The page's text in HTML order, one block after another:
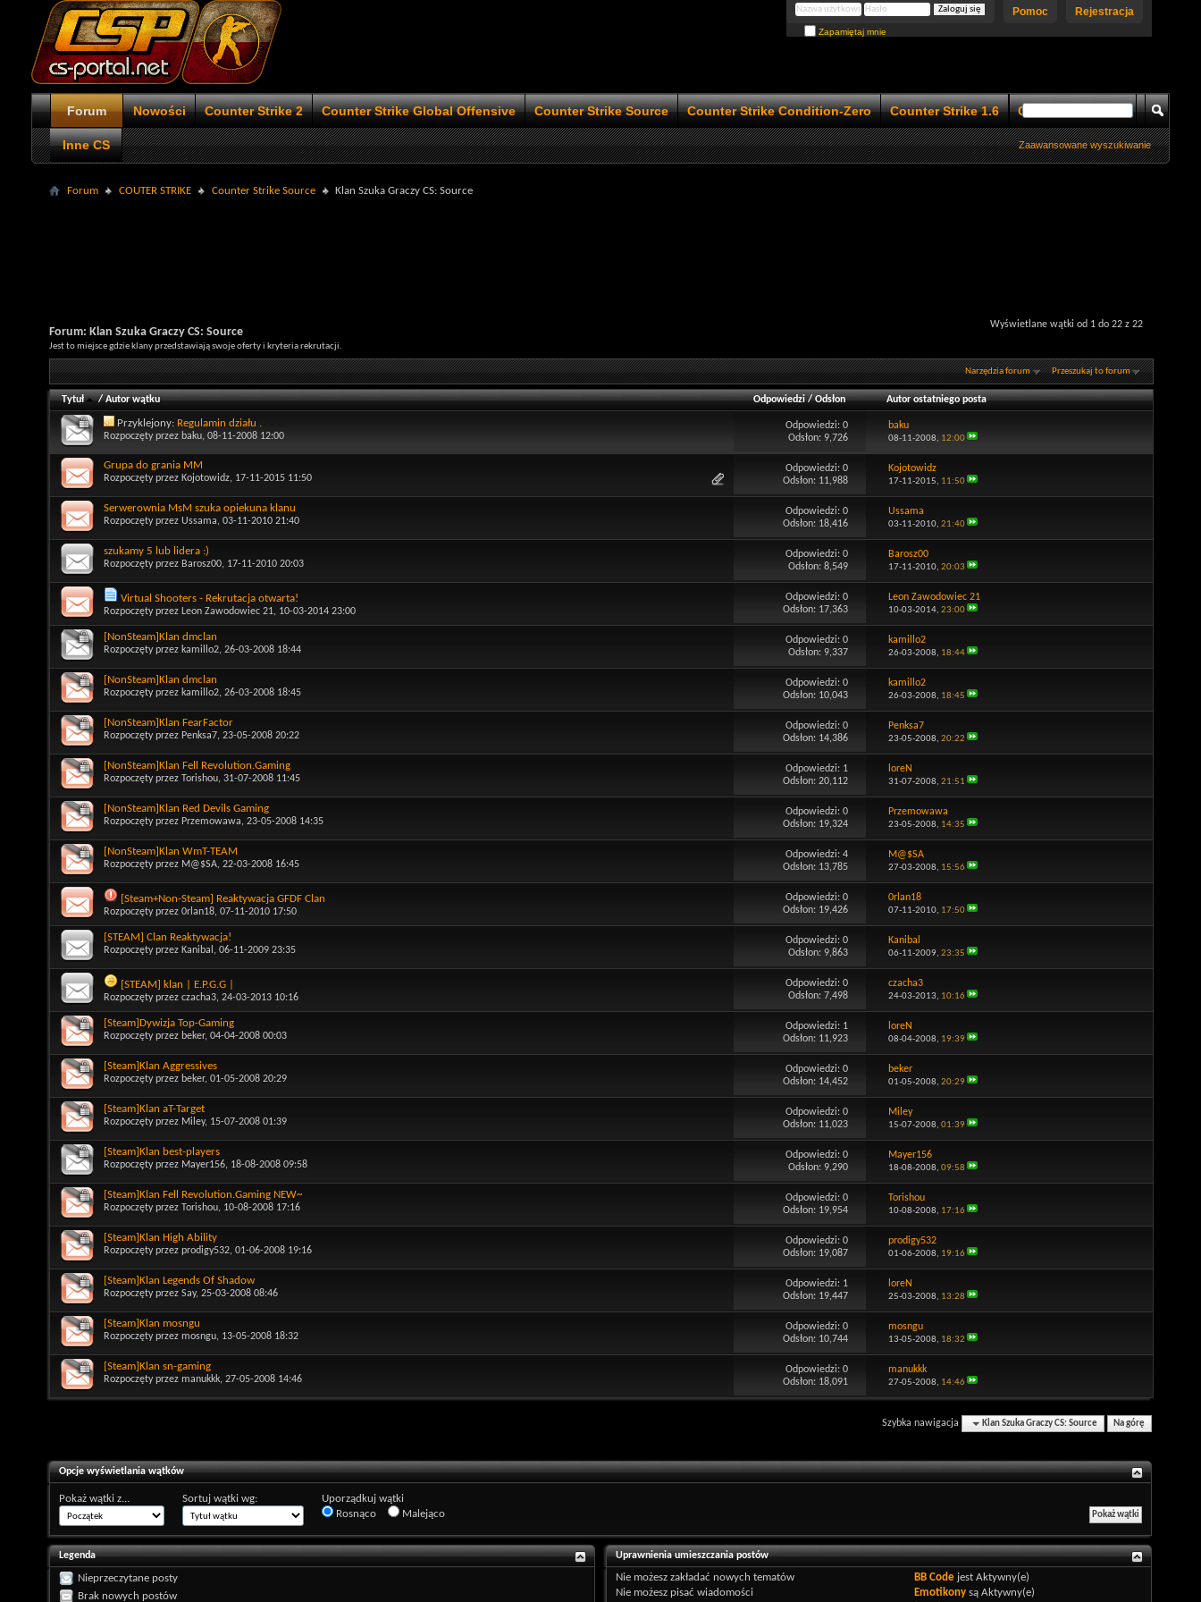
Rejestracja
Pomoc
Zapamiętaj mnie
Forum Nowości Counter Strike 2 Counter Strike Global Offensive Counter Strike Source Counter Strike Condition-Zero Counter Strike 1.6 Counter Strike 1.5
Inne CS Zaawansowane wyszukiwanie
Forum COUTER STRIKE Counter Strike Source Klan Szuka Graczy CS: Source
Wyświetlane wątki od 1 do 22 z 22
Forum: Klan Szuka Graczy CS: Source
Jest to miejsce gdzie klany przedstawiają swoje oferty i kryteria rekrutacji.
Narzędzia forum Przeszukaj to forum
Tytuł /Autor wątku Odpowiedzi/Odsłon Autor ostatniego posta
Przyklejony: Regulamin działu .
Rozpoczęty przez baku, 08-11-2008 12:00
Odpowiedzi:0
Odsłon: 9,726
baku
08-11-2008, 12:00
Grupa do grania MM
Rozpoczęty przez Kojotowidz, 17-11-2015 11:50
Odpowiedzi:0
Odsłon: 11,988
Kojotowidz
17-11-2015, 11:50
Serwerownia MsM szuka opiekuna klanu
Rozpoczęty przez Ussama, 03-11-2010 21:40
Odpowiedzi:0
Odsłon: 18,416
Ussama
03-11-2010, 21:40
szukamy 5 lub lidera :)
Rozpoczęty przez Barosz00, 17-11-2010 20:03
Odpowiedzi:0
Odsłon: 8,549
Barosz00
17-11-2010, 20:03
Virtual Shooters - Rekrutacja otwarta!
Rozpoczęty przez Leon Zawodowiec 21, 10-03-2014 23:00
Odpowiedzi:0
Odsłon: 17,363
Leon Zawodowiec 21
10-03-2014, 23:00
[NonSteam]Klan dmclan
Rozpoczęty przez kamillo2, 26-03-2008 18:44
Odpowiedzi:0
Odsłon: 9,337
kamillo2
26-03-2008, 18:44
[NonSteam]Klan dmclan
Rozpoczęty przez kamillo2, 26-03-2008 18:45
Odpowiedzi:0
Odsłon: 10,043
kamillo2
26-03-2008, 18:45
[NonSteam]Klan FearFactor
Rozpoczęty przez Penksa7, 23-05-2008 20:22
Odpowiedzi:0
Odsłon: 14,386
Penksa7
23-05-2008, 20:22
[NonSteam]Klan Fell Revolution.Gaming
Rozpoczęty przez Torishou, 31-07-2008 11:45
Odpowiedzi: 1
Odsłon: 20,112
loreN
31-07-2008, 21:51
[NonSteam]Klan Red Devils Gaming
Rozpoczęty przez Przemowawa, 23-05-2008 14:35
Odpowiedzi:0
Odsłon: 19,324
Przemowawa
23-05-2008, 14:35
[NonSteam]Klan WmT-TEAM
Rozpoczęty przez M@$SA, 22-03-2008 16:45
Odpowiedzi:4
Odsłon: 13,785
M@$SA
27-03-2008, 15:56
[Steam+Non-Steam] Reaktywacja GFDF Clan
Rozpoczęty przez 0rlan18, 07-11-2010 17:50
Odpowiedzi:0
Odsłon: 19,426
0rlan18
07-11-2010, 17:50
[STEAM] Clan Reaktywacja!
Rozpoczęty przez Kanibal , 06-11-2009 23:35
Odpowiedzi:0
Odsłon: 9,863
Kanibal
06-11-2009, 23:35
[STEAM] klan | E.P.G.G |
Rozpoczęty przez czacha3, 24-03-2013 10:16
Odpowiedzi:0
Odsłon: 7,498
czacha3
24-03-2013, 10:16
[Steam]Dywizja Top-Gaming
Rozpoczęty przez beker, 04-04-2008 00:03
Odpowiedzi: 1
Odsłon: 11,923
loreN
08-04-2008, 19:39
[Steam]Klan Aggressives
Rozpoczęty przez beker, 01-05-2008 20:29
Odpowiedzi:0
Odsłon: 14,452
beker
01-05-2008, 20:29
[Steam]Klan aT-Target
Rozpoczęty przez Miley, 15-07-2008 01:39
Odpowiedzi:0
Odsłon: 11,023
Miley
15-07-2008, 01:39
[Steam]Klan best-players
Rozpoczęty przez Mayer156, 18-08-2008 09:58
Odpowiedzi:0
Odsłon: 9,290
Mayer156
18-08-2008, 09:58
[Steam]Klan Fell Revolution.Gaming NEW~
Rozpoczęty przez Torishou, 10-08-2008 17:16
Odpowiedzi:0
Odsłon: 19,954
Torishou
10-08-2008, 17:16
[Steam]Klan High Ability
Rozpoczęty przez prodigy532, 01-06-2008 19:16
Odpowiedzi:0
Odsłon: 19,087
prodigy532
01-06-2008, 19:16
[Steam]Klan Legends Of Shadow
Rozpoczęty przez Say, 25-03-2008 08:46
Odpowiedzi: 1
Odsłon: 19,447
loreN
25-03-2008, 13:28
[Steam]Klan mosngu
Rozpoczęty przez mosngu, 13-05-2008 18:32
Odpowiedzi:0
Odsłon: 10,744
mosngu
13-05-2008, 18:32
[Steam]Klan sn-gaming
Rozpoczęty przez manukkk, 27-05-2008 14:46
Odpowiedzi:0
Odsłon: 18,091
manukkk
27-05-2008, 14:46
Szybka nawigacja Klan Szuka Graczy CS: Source Na górę
Opcje wyświetlania wątków
Pokaż wątki z... Sortuj wątki wg:
Uporządkuj wątki
Rosnąco
Malejąco
Legenda
Nieprzeczytane posty
Brak nowych postów
Uprawnienia umieszczania postów
Nie możesz zakładać nowych tematów
Nie możesz pisać wiadomości
BB Code jestAktywny(e)
Emotikony sąAktywny(e)